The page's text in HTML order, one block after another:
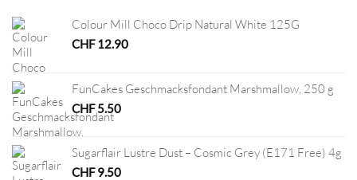
Colour Mill Choco Drip Natural White 125G
CHF12.90
FunCakes Geschmacksfondant Marshmallow, 250 g
CHF5.50
Sugarflair Lustre Dust – Cosmic Grey (E171 Free) 4g
CHF9.50